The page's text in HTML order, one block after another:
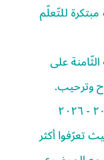
للتّعلّم
على
وترحيب.
عرّفت ورشة الإبداع في العام ٢٠٢٥ - ٢٠٢٦
تعرّفوا أكثر